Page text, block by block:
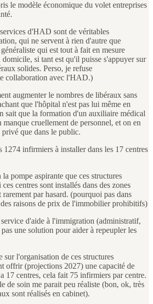
le modèle économique du volet entreprises
d'HAD sont de véritables
qui ne servent à rien d'autre que
qui est tout à fait en mesure
domicile, si tant est qu'il puisse s'appuyer sur
solides. Perso, je refuse
collaboration avec l'HAD.)
augmenter le nombres de libéraux sans
que l'hôpital n'est pas lui même en
sait que la formation d'un auxiliaire médical
manque cruellement de personnel, et on en
privé que dans le public.
infirmiers à installer dans les 17 centres
pompe aspirante que ces structures
centres sont installés dans des zones
rarement par hasard. (pourquoi pas dans
raisons de prix de l'immobilier prohibitifs)
d'aide à l'immigration (administratif,
une solution pour aider à repeupler les
sur l'organisation de ces structures
offrir (projections 2027) une capacité de
17 centres, cela fait 75 infirmiers par centre.
de soin me parait peu réaliste (bon, ok, très
sont réalisés en cabinet).